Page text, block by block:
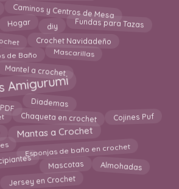
Caminos y Centros de Mesa
Hogar diy Fundas para Tazas
Crochet Navidadeño
de Baño Mascarillas
Mantel a crochet
Diademas
Chaqueta en crochet Cojines Puf
Mantas a Crochet
Esponjas de baño en crochet
Mascotas Almohadas
Jersey en Crochet